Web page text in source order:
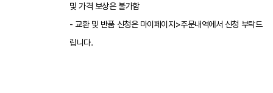
및 가격 보상은 불가함
- 교환 및 반품 신청은 마이페이지>주문내역에서 신청 부탁드
립니다.